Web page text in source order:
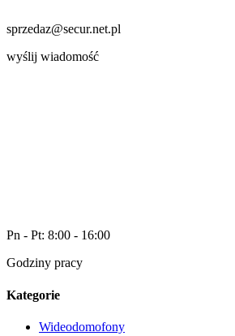
sprzedaz@secur.net.pl
wyślij wiadomość
Pn - Pt: 8:00 - 16:00
Godziny pracy
Kategorie
Wideodomofony